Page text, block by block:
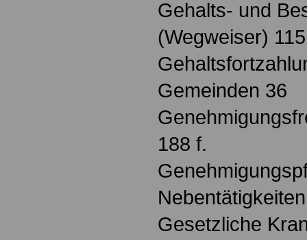
Gehalts- und
(Wegweiser) 115
Gemeinden 36
188 f.
Gesetzliche